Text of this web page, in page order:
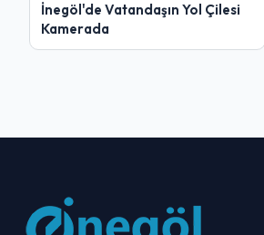
İnegöl'de Vatandaşın Yol Çilesi
Kamerada